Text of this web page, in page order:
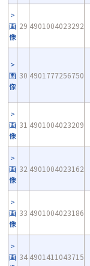
画
像
29 4901004023292
画
像
30 4901777256750
画
像
31 4901004023209
画
像
32 4901004023162
画
像
33 4901004023186
画 34 4901411043715